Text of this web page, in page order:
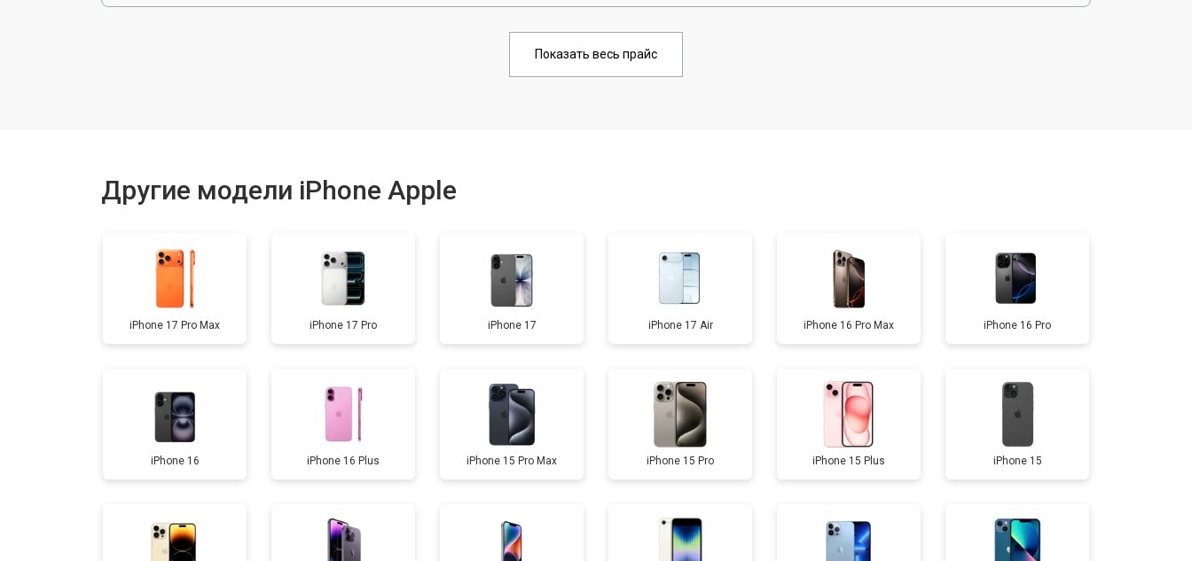
от 110 мин
Показать весь прайс
Другие модели iPhone Apple
iPhone 17 Pro Max iPhone 17 Pro iPhone 17 iPhone 17 Air iPhone 16 Pro Max iPhone 16 Pro
iPhone 16 iPhone 16 Plus iPhone 15 Pro Max iPhone 15 Pro iPhone 15 Plus iPhone 15